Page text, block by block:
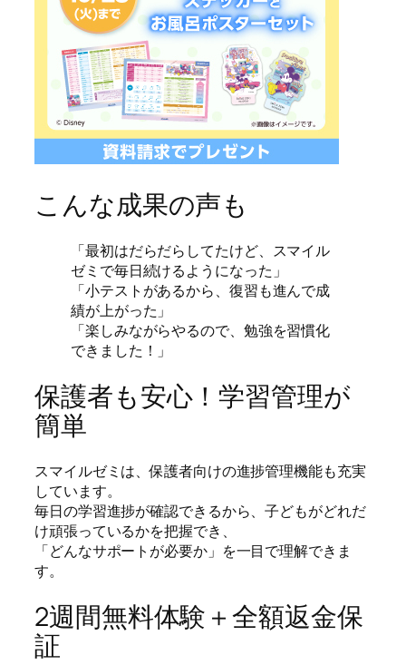
こんな成果の声も
「最初はだらだらしてたけど、スマイル
ゼミで毎日続けるようになった」
「小テストがあるから、復習も進んで成
績が上がった」
「楽しみながらやるので、勉強を習慣化
できました！」
保護者も安心！学習管理が
簡単
スマイルゼミは、保護者向けの進捗管理機能も充実
しています。
毎日の学習進捗が確認できるから、子どもがどれだ
け頑張っているかを把握でき、
「どんなサポートが必要か」を一目で理解できま
す。
2週間無料体験＋全額返金保
証